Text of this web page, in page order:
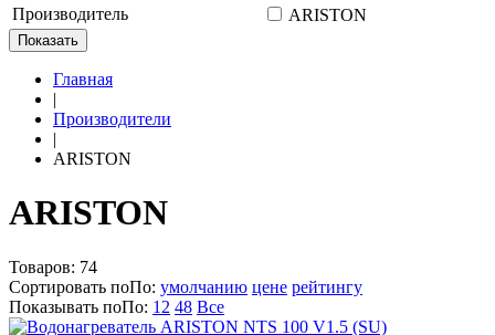
Производитель
ARISTON
Показать
Главная
|
Производители
|
ARISTON
ARISTON
Товаров: 74
Сортировать поПо: умолчанию цене рейтингу
Показывать поПо: 12 48 Все